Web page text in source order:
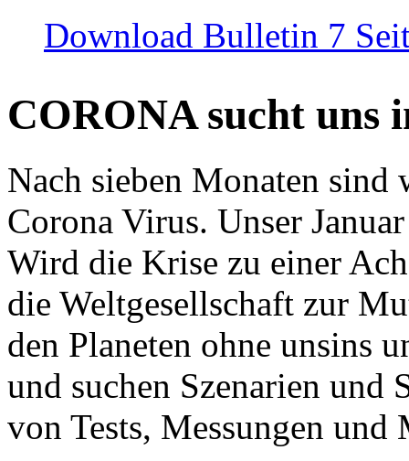
Download Bulletin 7
CORONA sucht uns
Nach sieben Monaten
Corona Virus. Unser
Wird die Krise zu einer
die Weltgesellschaft zur
den Planeten ohne unsins
und suchen Szenarien und
von Tests, Messungen und